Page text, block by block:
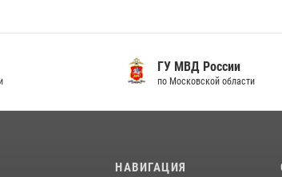
ГУ МВД России
по Московской области
НАВИГАЦИЯ